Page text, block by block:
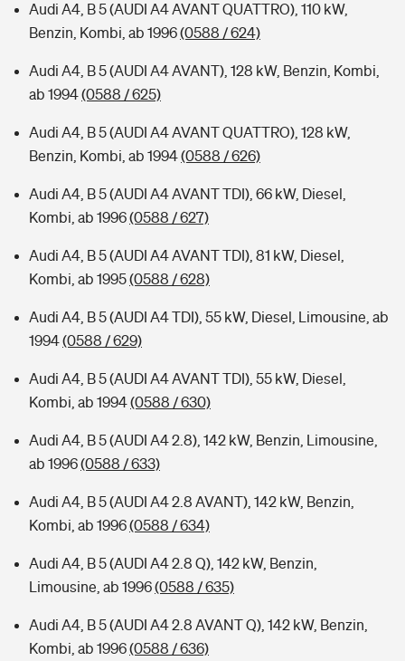
Audi A4, B 5 (AUDI A4 AVANT QUATTRO), 110 kW,
Benzin, Kombi, ab 1996(0588 / 624)
Audi A4, B 5 (AUDI A4 AVANT), 128 kW, Benzin, Kombi,
ab 1994(0588 / 625)
Audi A4, B 5 (AUDI A4 AVANT QUATTRO), 128 kW,
Benzin, Kombi, ab 1994(0588 / 626)
Audi A4, B 5 (AUDI A4 AVANT TDI), 66 kW, Diesel,
Kombi, ab 1996(0588 / 627)
Audi A4, B 5 (AUDI A4 AVANT TDI), 81 kW, Diesel,
Kombi, ab 1995(0588 / 628)
Audi A4, B 5 (AUDI A4 TDI), 55 kW, Diesel, Limousine, ab
1994(0588 / 629)
Audi A4, B 5 (AUDI A4 AVANT TDI), 55 kW, Diesel,
Kombi, ab 1994(0588 / 630)
Audi A4, B 5 (AUDI A4 2.8), 142 kW, Benzin, Limousine,
ab 1996(0588 / 633)
Audi A4, B 5 (AUDI A4 2.8 AVANT), 142 kW, Benzin,
Kombi, ab 1996(0588 / 634)
Audi A4, B 5 (AUDI A4 2.8 Q), 142 kW, Benzin,
Limousine, ab 1996(0588 / 635)
Audi A4, B 5 (AUDI A4 2.8 AVANT Q), 142 kW, Benzin,
Kombi, ab 1996(0588 / 636)